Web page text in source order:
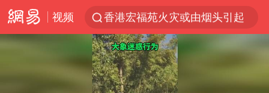
视频
香港宏福苑火灾或由烟头引起
浙江台州《告全体市民书》
四川宜宾3.4级地震